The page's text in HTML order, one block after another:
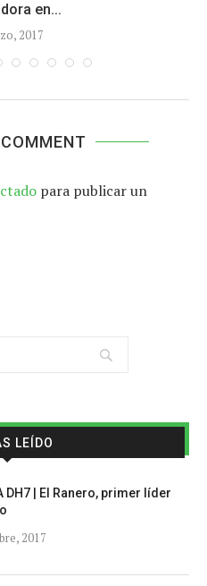
en...
2017
para publicar un
LEÍDO
DH7 | El Ranero, primer líder
2017